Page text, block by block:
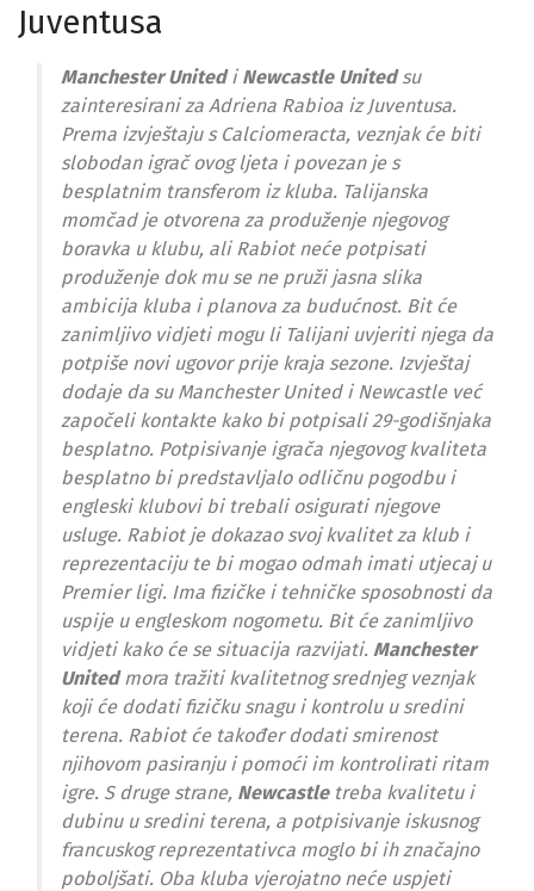
Juventusa
Manchester Unitedi Newcastle Unitedsu
zainteresirani za Adriena Rabioa iz Juventusa.
Prema izvještaju s Calciomeracta, veznjak će biti
slobodan igrač ovog ljeta i povezan je s
besplatnim transferom iz kluba. Talijanska
momčad je otvorena za produženje njegovog
boravka u klubu, ali Rabiot neće potpisati
produženje dok mu se ne pruži jasna slika
ambicija kluba i planova za budućnost. Bit će
zanimljivo vidjeti mogu li Talijani uvjeriti njega da
potpiše novi ugovor prije kraja sezone. Izvještaj
dodaje da su Manchester United i Newcastle već
započeli kontakte kako bi potpisali 29-godišnjaka
besplatno. Potpisivanje igrača njegovog kvaliteta
besplatno bi predstavljalo odličnu pogodbu i
engleski klubovi bi trebali osigurati njegove
usluge. Rabiot je dokazao svoj kvalitet za klub i
reprezentaciju te bi mogao odmah imati utjecaj u
Premier ligi. Ima fizičke i tehničke sposobnosti da
uspije u engleskom nogometu. Bit će zanimljivo
vidjeti kako će se situacija razvijati. Manchester
Unitedmora tražiti kvalitetnog srednjeg veznjak
koji će dodati fizičku snagu i kontrolu u sredini
terena. Rabiot će također dodati smirenost
njihovom pasiranju i pomoći im kontrolirati ritam
igre. S druge strane, Newcastletreba kvalitetu i
dubinu u sredini terena, a potpisivanje iskusnog
francuskog reprezentativca moglo bi ih značajno
poboljšati. Oba kluba vjerojatno neće uspjeti